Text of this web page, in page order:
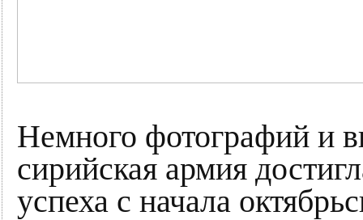
Немного фотографий и
сирийская армия
успеха с начала